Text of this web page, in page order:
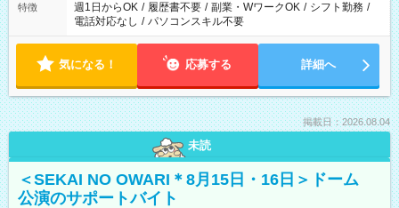
特徴 週1日からOK / 履歴書不要 / 副業・WワークOK / シフト勤務 /
電話対応なし / パソコンスキル不要
気になる！ 応募する 詳細へ
掲載日：2026.08.04
未読
＜SEKAI NO OWARI＊8月15日・16日＞ドーム
公演のサポートバイト